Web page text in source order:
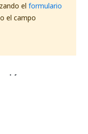
el formulario
el campo